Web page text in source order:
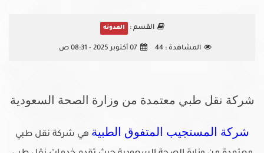
القسم : المدونه
المشاهدة :44 07 أكتوبر 2025 - 08:31 ص
شركة نقل طبي معتمدة من وزارة الصحة السعودية
شركة المستجيب المتفوق الطبية هي شركة نقل طبي